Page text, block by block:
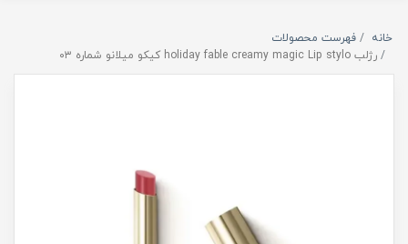
خانه
فهرست محصولات
رژلب holiday fable creamy magic Lip stylo کیکو میلانو شماره ۰۳